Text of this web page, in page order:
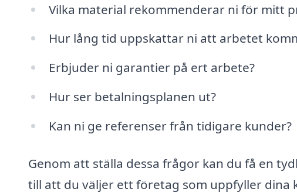
Vilka material rekommenderar ni för mitt
Hur lång tid uppskattar ni att arbetet
Erbjuder ni garantier på ert arbete?
Hur ser betalningsplanen ut?
Kan ni ge referenser från tidigare kunder?
Genom att ställa dessa frågor kan du få en
till att du väljer ett företag som uppfyller dina